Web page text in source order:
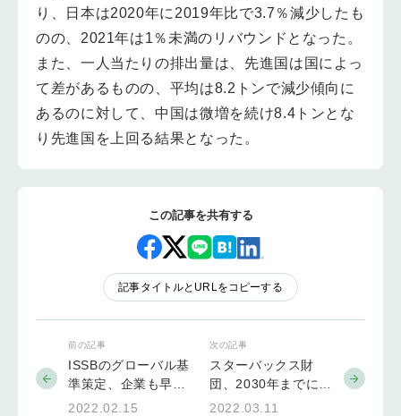
り、日本は2020年に2019年比で3.7％減少したも
のの、2021年は1％未満のリバウンドとなった。
また、一人当たりの排出量は、先進国は国によっ
て差があるものの、平均は8.2トンで減少傾向に
あるのに対して、中国は微増を続け8.4トンとな
り先進国を上回る結果となった。
この記事を共有する
記事タイトルとURLをコピーする
前の記事
ISSBのグローバル基
準策定、企業も早期
に加わるべき、ハー
2022.02.15
次の記事
スターバックス財
団、2030年までに地
域コミュニティへの
2022.03.11